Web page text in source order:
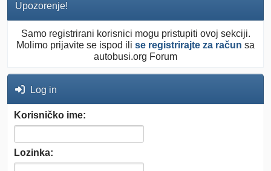
Upozorenje!
Samo registrirani korisnici mogu pristupiti ovoj sekciji.
Molimo prijavite se ispod ili se registrirajte za račun sa
autobusi.org Forum
Log in
Korisničko ime:
Lozinka: